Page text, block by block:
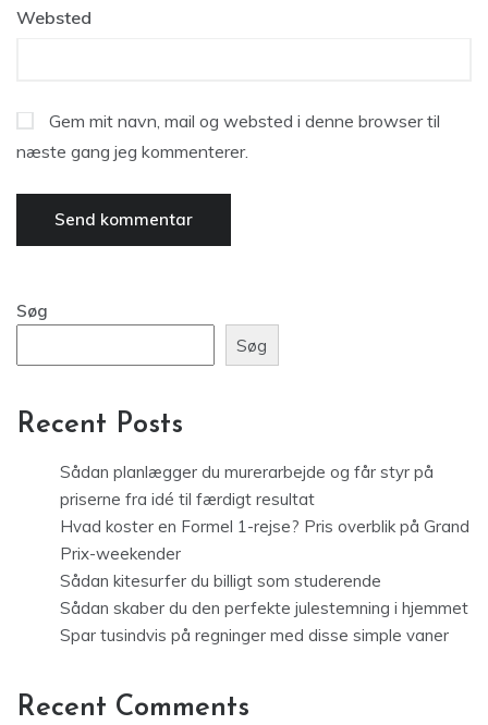
Websted
Gem mit navn, mail og websted i denne browser til
næste gang jeg kommenterer.
Søg
Søg
Recent Posts
Sådan planlægger du murerarbejde og får styr på
priserne fra idé til færdigt resultat
Hvad koster en Formel 1-rejse? Pris overblik på Grand
Prix-weekender
Sådan kitesurfer du billigt som studerende
Sådan skaber du den perfekte julestemning i hjemmet
Spar tusindvis på regninger med disse simple vaner
Recent Comments